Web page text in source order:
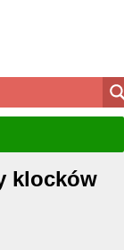
klocków